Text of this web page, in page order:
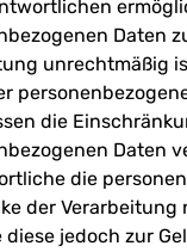
Daten
unrechtmäßig
die
Daten
die
der Verarbeitung
diese jedoch zur